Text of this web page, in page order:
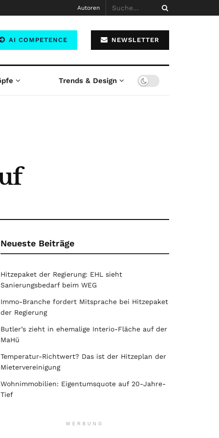
Autoren
AI COMPETENCE NEWSLETTER
Trends & Design
Neueste Beiträge
Hitzepaket der Regierung: EHL sieht
Sanierungsbedarf beim WEG
Immo-Branche fordert Mitsprache bei Hitzepaket
der Regierung
Butler’s zieht in ehemalige Interio-Fläche auf der
MaHü
Temperatur-Richtwert? Das ist der Hitzeplan der
Mietervereinigung
Wohnimmobilien: Eigentumsquote auf 20-Jahre-
Tief
WERBUNG